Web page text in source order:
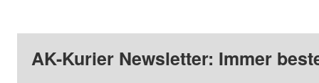
AK-Kurier Newsletter: Immer